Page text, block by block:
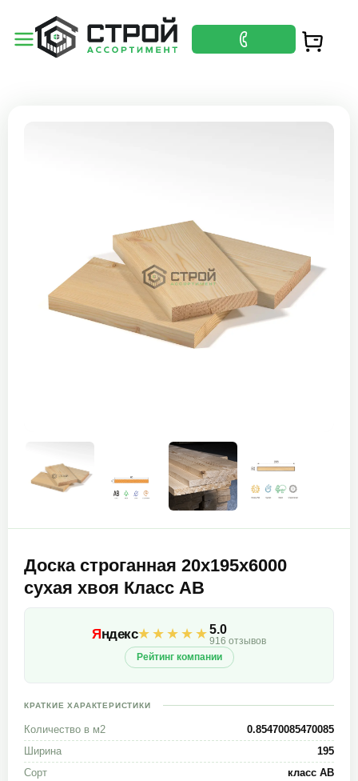
Доска строганная 20х195х6000
сухая хвоя Класс АВ
Яндекс★★★★★5.0
916 отзывов
Рейтинг компании
КРАТКИЕ ХАРАКТЕРИСТИКИ
Количество в м2
0.85470085470085
Ширина
195
Сорт
класс АВ